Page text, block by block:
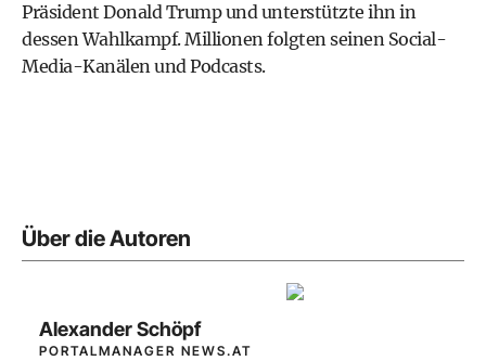
Präsident Donald Trump und unterstützte ihn in
dessen Wahlkampf. Millionen folgten seinen Social-
Media-Kanälen und Podcasts.
Über die Autoren
Alexander Schöpf
PORTALMANAGER NEWS.AT